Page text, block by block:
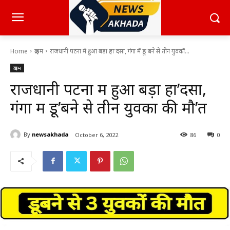
Home क्राइम राजधानी पटना में हुआ बड़ा हा'दसा, गंगा में डू'बने से तीन युवकों...
क्राइम
राजधानी पटना में हुआ बड़ा हा’दसा,
गंगा में डू’बने से तीन युवकों की मौ’त
By newsakhada October 6, 2022 0
86